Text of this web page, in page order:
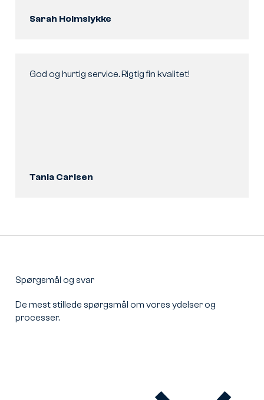
Sarah Holmslykke
God og hurtig service. Rigtig fin kvalitet!
Tania Carlsen
Spørgsmål og svar
De mest stillede spørgsmål om vores ydelser og
processer.